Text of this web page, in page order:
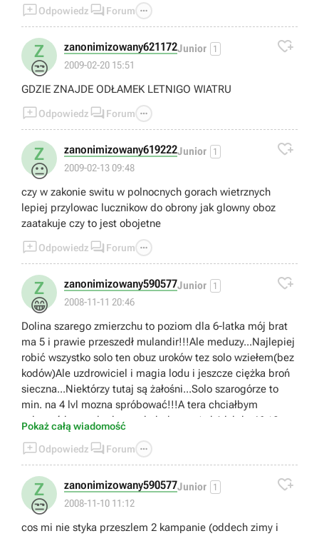
Odpowiedz  Forum 
Z
😒
zanonimizowany621172Junior 1
2009-02-20 15:51

GDZIE ZNAJDE ODŁAMEK LETNIGO WIATRU
Odpowiedz  Forum 
Z
😐
zanonimizowany619222Junior 1
2009-02-13 09:48

czy w zakonie switu w polnocnych gorach wietrznych
lepiej przylowac lucznikow do obrony jak glowny oboz
zaatakuje czy to jest obojetne
Odpowiedz  Forum 
Z
😁
zanonimizowany590577Junior 1
2008-11-11 20:46

Dolina szarego zmierzchu to poziom dla 6-latka mój brat
ma 5 i prawie przeszedł mulandir!!!Ale meduzy...Najlepiej
robić wszystko solo ten obuz uroków tez solo wziełem(bez
kodów)Ale uzdrowiciel i magia lodu i jeszcze ciężka broń
sieczna...Niektórzy tutaj są żałośni...Solo szarogórze to
min. na 4 lvl mozna spróbować!!!A tera chciałbym
usłyszeć kto grał od zera do bohatera(od 1 lvl do 46+)?
Pokaż całą wiadomość
Odpowiedz  Forum 
Z
😒
zanonimizowany590577Junior 1
2008-11-10 11:12

cos mi nie styka przeszlem 2 kampanie (oddech zimy i